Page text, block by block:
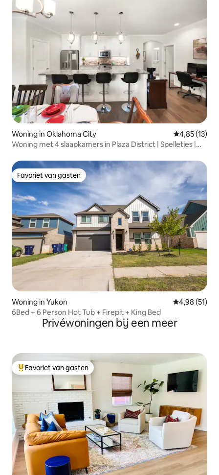
Woning in Oklahoma City Gemiddelde
4,85 (13)
Woning met 4 slaapkamers in Plaza District | Spelletjes |
Favoriet van gasten
Favoriet van gasten
Woning in Yukon Gemiddelde
4,98 (51)
6Bed + 6 Person Hot Tub + Firepit + King Bed
Privéwoningen bij een meer
Topfavoriet van gasten
Favoriet van gasten